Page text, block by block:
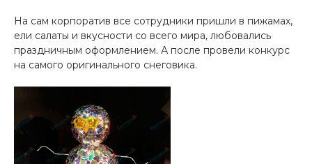
На сам корпоратив все сотрудники пришли в пижамах,
ели салаты и вкусности со всего мира, любовались
праздничным оформлением. А после провели конкурс
на самого оригинального снеговика.